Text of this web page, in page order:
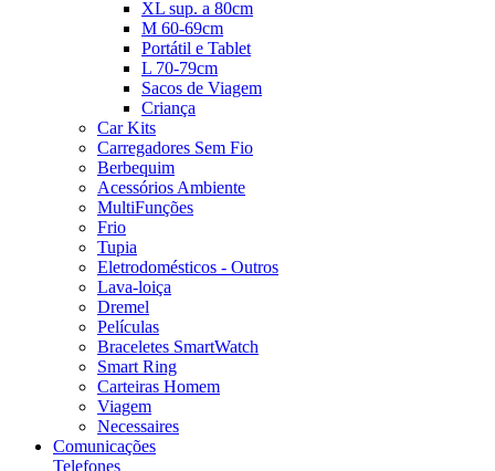
XL sup. a 80cm
M 60-69cm
Portátil e Tablet
L 70-79cm
Sacos de Viagem
Criança
Car Kits
Carregadores Sem Fio
Berbequim
Acessórios Ambiente
MultiFunções
Frio
Tupia
Eletrodomésticos - Outros
Lava-loiça
Dremel
Películas
Braceletes SmartWatch
Smart Ring
Carteiras Homem
Viagem
Necessaires
Comunicações
Telefones